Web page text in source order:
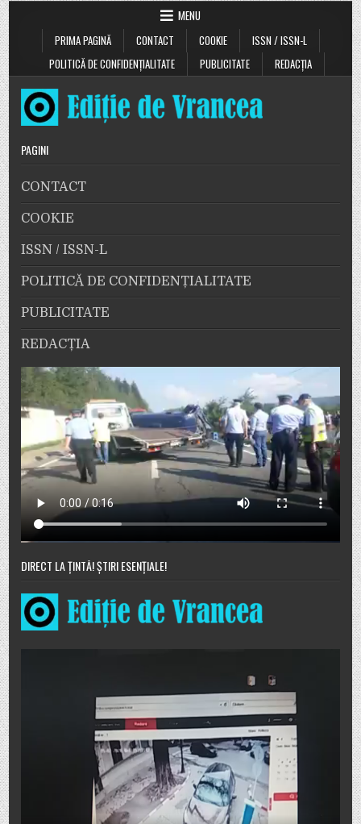
MENU
PRIMA PAGINĂ
CONTACT COOKIE
ISSN / ISSN-L
POLITICĂ DE CONFIDENȚIALITATE
PUBLICITATE REDACȚIA
PAGINI
CONTACT
COOKIE
ISSN / ISSN-L
POLITICĂ DE CONFIDENȚIALITATE
PUBLICITATE
REDACȚIA
DIRECT LA ȚINTĂ! ȘTIRI ESENȚIALE!